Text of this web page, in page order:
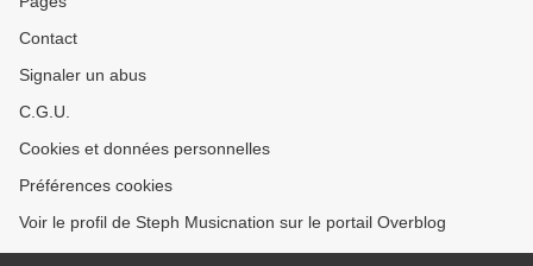
Contact
Signaler un abus
C.G.U.
Cookies et données personnelles
Préférences cookies
Voir le profil de Steph Musicnation sur le portail Overblog